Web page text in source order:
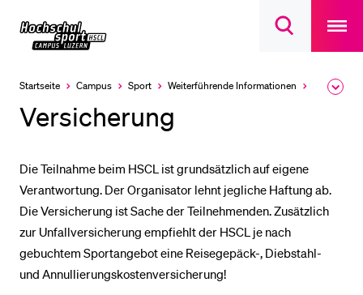
Suchdialog
main
Universität
Startseite Campus Sport Weiterführende Informationen
Aktuell
Versicherung
Die Teilnahme beim HSCL ist grundsätzlich auf eigene
Verantwortung. Der Organisator lehnt jegliche Haftung ab.
Die Versicherung ist Sache der Teilnehmenden. Zusätzlich
zur Unfallversicherung empfiehlt der HSCL je nach
gebuchtem Sportangebot eine Reisegepäck-, Diebstahl-
und Annullierungskostenversicherung!
LETZTE SUCHEN
DIE UNI FÜR…
Studien­interessierte
Studierende
Forschende
Mitarbeitende
Alumni